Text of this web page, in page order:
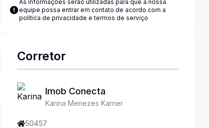
As informações serão utilizadas para que a nossa
equipe possa entrar em contato de acordo com a
política de privacidade e termos de serviço
Corretor
Imob Conecta
Karina Menezes Karner
50457